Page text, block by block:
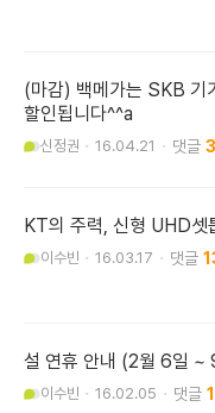
(마감) 백메가는 SKB
할인됩니다^^a
신정권 16.04.21
KT의 주력, 신형 UHD
이수빈 16.03.17
설 연휴 안내 (2월 6일 ~
이수빈 16.02.05